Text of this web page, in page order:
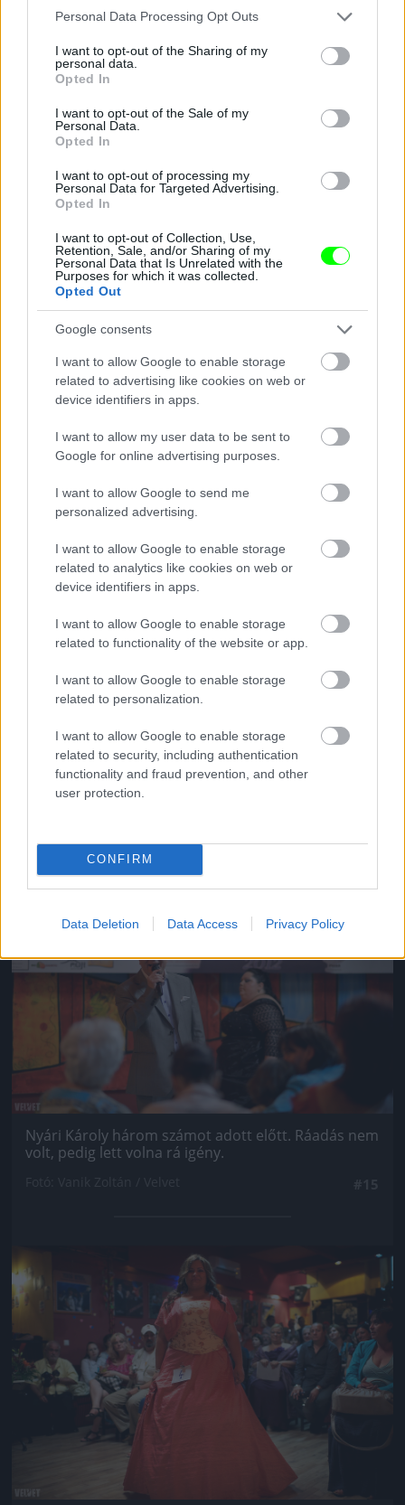
Please note that this website/app uses one or more Google
not limited to your visit or usage behaviour. You may click to
grant or deny consent to Google and its third-party tags to
use your data for below specified purposes in below Google
consent section.
Personal Data Processing Opt Outs
I want to opt-out of the Sharing of my
personal data.
Opted In
I want to opt-out of the Sale of my
Personal Data.
Opted In
I want to opt-out of processing my
Personal Data for Targeted Advertising.
Opted In
I want to opt-out of Collection, Use,
Retention, Sale, and/or Sharing of my
Personal Data that Is Unrelated with the
Purposes for which it was collected.
Opted Out
Google consents
I want to allow Google to enable storage
related to advertising like cookies on web or
device identifiers in apps.
I want to allow my user data to be sent to
Google for online advertising purposes.
I want to allow Google to send me
personalized advertising.
I want to allow Google to enable storage
related to analytics like cookies on web or
device identifiers in apps.
I want to allow Google to enable storage
related to functionality of the website or app.
I want to allow Google to enable storage
related to personalization.
I want to allow Google to enable storage
related to security, including authentication
functionality and fraud prevention, and other
user protection.
CONFIRM
Data Deletion Data Access Privacy Policy
Aki nem tapsolt, lázasan fotózott.
A Barrio Latino Caféban a vörös szín dominál.
Fotó: Vanik Zoltán / Velvet
Jön még kép!
Itt most éppen nem látszik, de volt
közönségtapsoltatás is.
Fotó: Vanik Zoltán / Velvet
Jön még kép!
Nyári Károly három számot adott előtt. Ráadás nem
volt, pedig lett volna rá igény.
Jön még kép!